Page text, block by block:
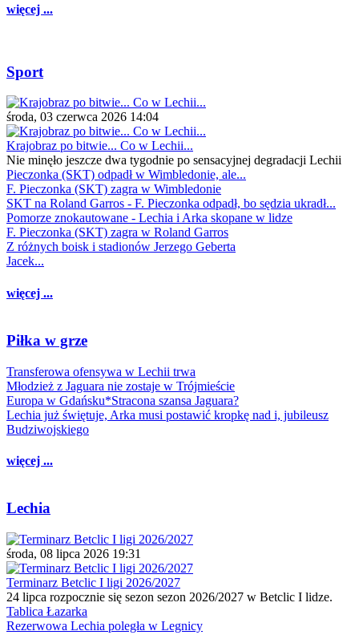
więcej ...
Sport
środa, 03 czerwca 2026 14:04
Krajobraz po bitwie... Co w Lechii...
Nie minęło jeszcze dwa tygodnie po sensacyjnej degradacji Lechii
Pieczonka (SKT) odpadł w Wimbledonie, ale...
F. Pieczonka (SKT) zagra w Wimbledonie
SKT na Roland Garros - F. Pieczonka odpadł, bo sędzia ukradł...
Pomorze znokautowane - Lechia i Arka skopane w lidze
F. Pieczonka (SKT) zagra w Roland Garros
Z różnych boisk i stadionów Jerzego Geberta
Jacek...
więcej ...
Piłka w grze
Transferowa ofensywa w Lechii trwa
Młodzież z Jaguara nie zostaje w Trójmieście
Europa w Gdańsku*Stracona szansa Jaguara?
Lechia już świętuje, Arka musi postawić kropkę nad i, jubileusz
Budziwojskiego
więcej ...
Lechia
środa, 08 lipca 2026 19:31
Terminarz Betclic I ligi 2026/2027
24 lipca rozpocznie się sezon sezon 2026/2027 w Betclic I lidze.
Tablica Łazarka
Rezerwowa Lechia poległa w Legnicy